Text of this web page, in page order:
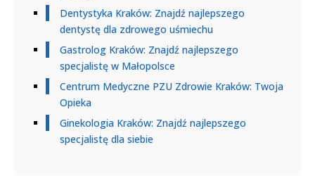
Dentystyka Kraków: Znajdź najlepszego
dentystę dla zdrowego uśmiechu
Gastrolog Kraków: Znajdź najlepszego
specjalistę w Małopolsce
Centrum Medyczne PZU Zdrowie Kraków: Twoja
Opieka
Ginekologia Kraków: Znajdź najlepszego
specjalistę dla siebie